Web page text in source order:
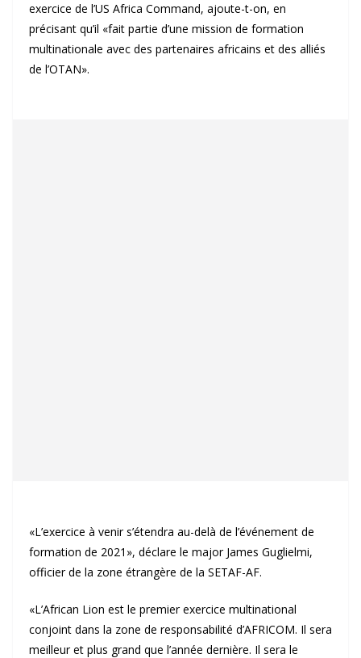
exercice de l’US Africa Command, ajoute-t-on, en
précisant qu’il «fait partie d’une mission de formation
multinationale avec des partenaires africains et des alliés
de l’OTAN».
«L’exercice à venir s’étendra au-delà de l’événement de
formation de 2021», déclare le major James Guglielmi,
officier de la zone étrangère de la SETAF-AF.
«L’African Lion est le premier exercice multinational
conjoint dans la zone de responsabilité d’AFRICOM. Il sera
meilleur et plus grand que l’année dernière. Il sera le